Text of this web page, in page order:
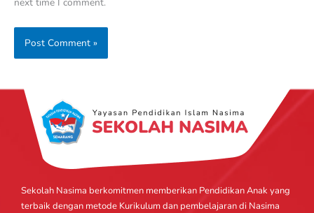
Sekolah Nasima berkomitmen memberikan Pendidikan Anak yang
terbaik dengan metode Kurikulum dan pembelajaran di Nasima